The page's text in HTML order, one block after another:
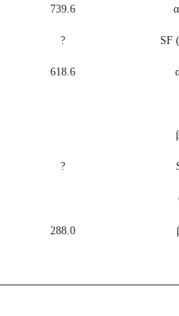
739.6
?
618.6
?
288.0